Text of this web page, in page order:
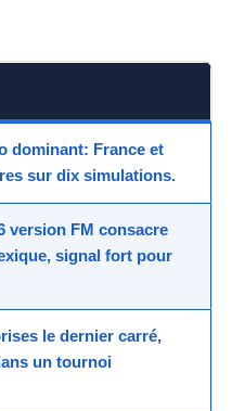
dominant: France et
sur dix simulations.
version FM consacre
, signal fort pour
le dernier carré,
un tournoi